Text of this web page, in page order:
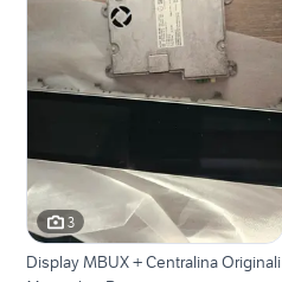
3
Display MBUX + Centralina Originali